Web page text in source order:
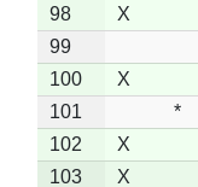
98
X
99
100
X
101
*
102
X
103
X